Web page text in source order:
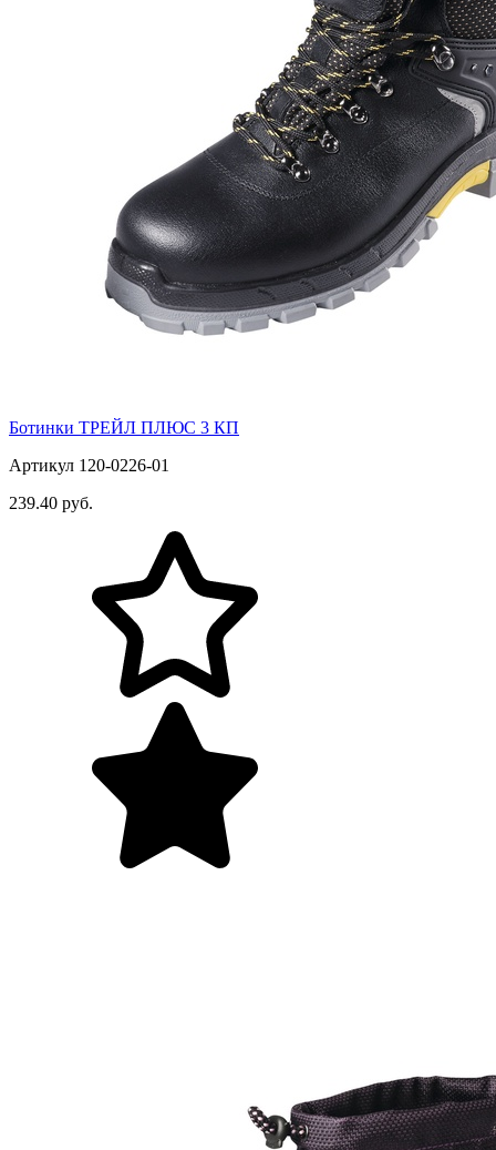
Ботинки ТРЕЙЛ ПЛЮС 3 КП
Артикул 120-0226-01
239.40 руб.